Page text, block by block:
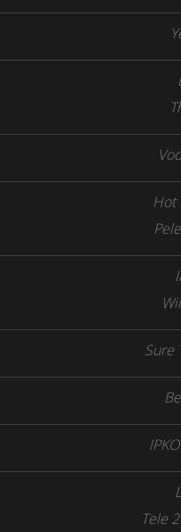
Hot
Sure
Tele